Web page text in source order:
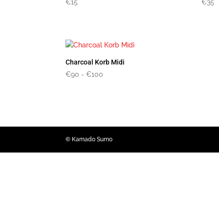
€15
€35
Charcoal Korb Midi
€90 - €100
© Kamado Sumo